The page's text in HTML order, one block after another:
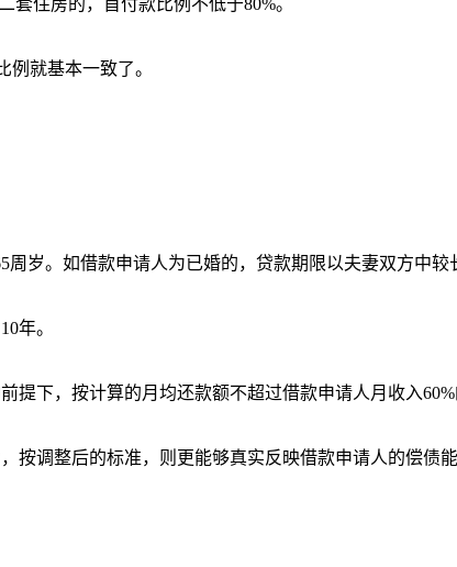
住房的，首付款比例不低于80%。
就基本一致了。
岁。如借款申请人为已婚的，贷款期限以夫妻双方中较
年。
下，按计算的月均还款额不超过借款申请人月收入60%
调整后的标准，则更能够真实反映借款申请人的偿债